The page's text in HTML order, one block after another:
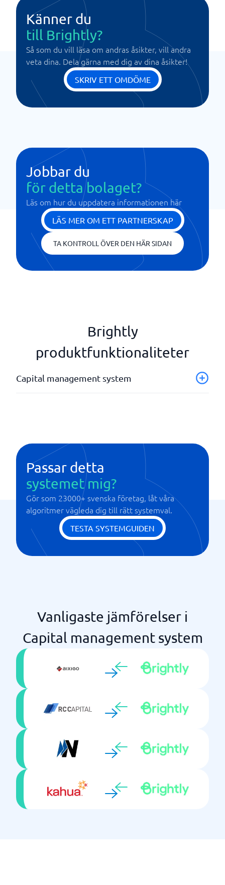
Känner du
till Brightly?
Så som du vill läsa om andras åsikter, vill andra
veta dina. Dela gärna med dig av dina åsikter!
SKRIV ETT OMDÖME
Jobbar du
för detta bolaget?
Läs om hur du uppdatera informationen här
LÄS MER OM ETT PARTNERSKAP
TA KONTROLL ÖVER DEN HÄR SIDAN
Brightly
produktfunktionaliteter
Capital management system
Projekthantering
Scenariomodellering
Passar detta
systemet mig?
Gör som 23000+ svenska företag, låt våra
algoritmer vägleda dig till rätt systemval.
TESTA SYSTEMGUIDEN
Vanligaste jämförelser i
Capital management system